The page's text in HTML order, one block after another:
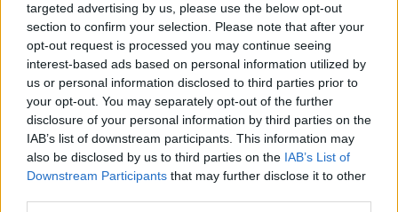
targeted advertising by us, please use the below opt-out
section to confirm your selection. Please note that after your
opt-out request is processed you may continue seeing
interest-based ads based on personal information utilized by
us or personal information disclosed to third parties prior to
your opt-out. You may separately opt-out of the further
disclosure of your personal information by third parties on the
IAB’s list of downstream participants. This information may
also be disclosed by us to third parties on the IAB’s List of
Downstream Participants that may further disclose it to other
Zona Fălticeni intră sub Cod roșu
de caniculă! Temperaturi extreme,
disconfort termic accentuat și
nopți tropicale